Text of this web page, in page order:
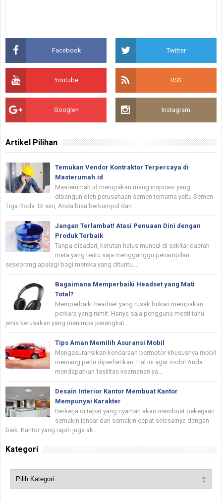
Facebook Twitter
Youtube RSS
Google+ Instagram
Artikel Pilihan
Temukan Vendor Kontraktor Terpercaya di
Masterumah.id
Masterumah.id merupakan ruang inspirasi yang
dibangun oleh perusahaan semen ternama yaitu Semen
Tiga Roda. Di sini, Anda bisa berkumpul dan ...
Jangan Terlambat! Atasi Penuaan Dini dengan
Produk Terbaik
Tanpa disadari, kerutan halus muncul di sekitar daerah
mata yang tentu saja mengganggu penampilan
seseorang apalagi bagi mereka yang dituntu...
Bagaimana Memperbaiki Headset yang Mati
Total?
Memperbaiki headset yang rusak bukan merupakan
perkara yang rumit. Hanya saja pengguna mesti tahu
jenis kerusakan yang menimpa perangkat...
Tips Aman Memilih Asuransi Mobil
Mengasuransikan kendaraan bermotor khususnya mobil
memang perlu diperhatikan. Hal ini agar mobil Anda
mendapatkan fasilitas keamanan ya...
Desain Interior Kantor Membuat Kantor
Mempunyai Karakter
Berkerja di tepat yang nyaman akan membuat pekerjaan
semakin lancar dan semakin cepat selesainya dengan
baik. Kantor yang rapih juga ak...
Kategori